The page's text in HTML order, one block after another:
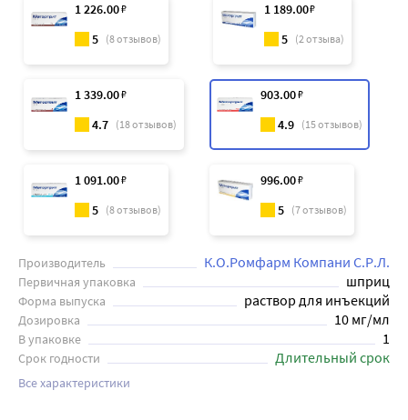
1 226.00₽
5 (8отзывов)
1 189.00₽
5 (2отзыва)
1 339.00₽
4.7 (18отзывов)
903.00₽
4.9 (15отзывов)
1 091.00₽
5 (8отзывов)
996.00₽
5 (7отзывов)
Производитель К.О.Ромфарм Компани С.Р.Л.
Первичная упаковка шприц
Форма выпуска раствор для инъекций
Дозировка 10 мг/мл
В упаковке 1
Срок годности Длительный срок
Все характеристики